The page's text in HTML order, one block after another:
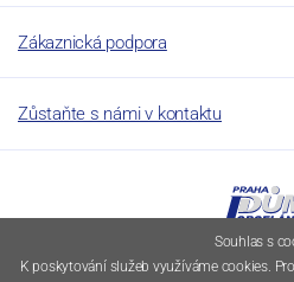
Zákaznická podpora
Zůstaňte s námi v kontaktu
Souhlas s
K poskytování služeb využíváme cookies.